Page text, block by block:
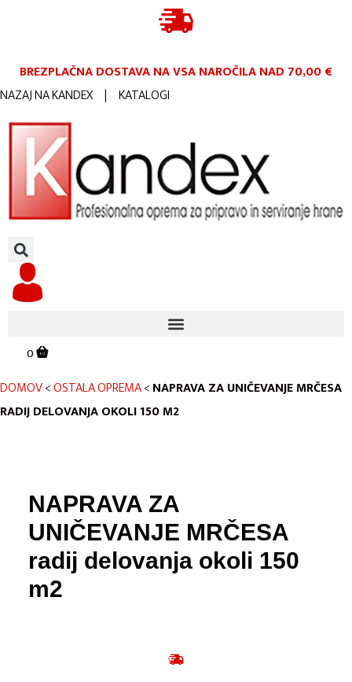
BREZPLAČNA DOSTAVA NA VSA NAROČILANAD 70,00 €
NAZAJ NA KANDEX | KATALOGI
0
DOMOV<OSTALA OPREMA<NAPRAVA ZA UNIČEVANJE MRČESA
RADIJ DELOVANJA OKOLI 150 M2
NAPRAVA ZA
UNIČEVANJE MRČESA
radij delovanja okoli 150
m2